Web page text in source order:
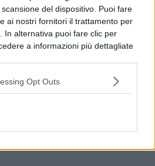
del dispositivo. Puoi fare
ai nostri fornitori il trattamento per
In alternativa puoi fare clic per
a informazioni più dettagliate
tuo consenso, ma hai il diritto di
Le tue preferenze si
ritornando su questo sito o
sulla riservatezza.
Opt Outs
Campano, stop all’acqua
Villaricca